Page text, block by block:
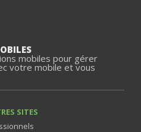
mobiles pour gérer
votre mobile et vous
SITES